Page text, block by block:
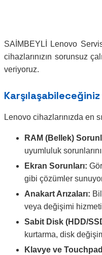
SAİMBEYLİ Lenovo
cihazlarınızın sorunsuz
veriyoruz.
Lenovo cihazlarınızda en
RAM (Bellek)
uyumluluk
Ekran Sorunları:
gibi çözümler
Anakart Arızaları:
veya değişimi
Sabit Disk (HDD/
kurtarma, disk
Klavye ve